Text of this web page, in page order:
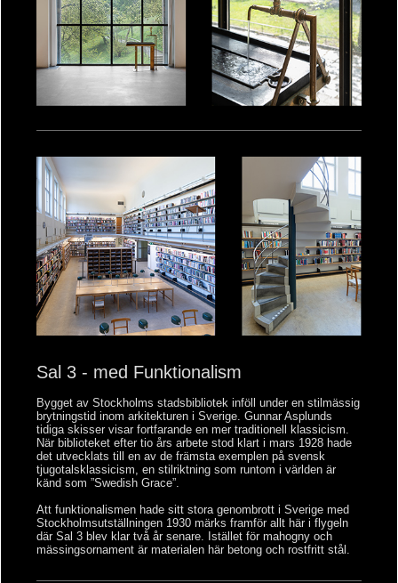
Sal 3 - med Funktionalism
Bygget av Stockholms stadsbibliotek inföll under en stilmässig
brytningstid inom arkitekturen i Sverige. Gunnar Asplunds
tidiga skisser visar fortfarande en mer traditionell klassicism.
När biblioteket efter tio års arbete stod klart i mars 1928 hade
det utvecklats till en av de främsta exemplen på svensk
tjugotalsklassicism, en stilriktning som runtom i världen är
känd som ”Swedish Grace”.
Att funktionalismen hade sitt stora genombrott i Sverige med
Stockholmsutställningen 1930 märks framför allt här i flygeln
där Sal 3 blev klar två år senare. Istället för mahogny och
mässingsornament är materialen här betong och rostfritt stål.